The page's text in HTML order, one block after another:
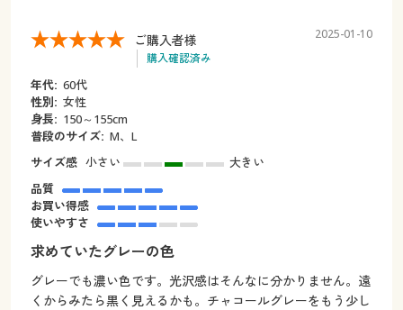
ご購入者様
購入確認済み
2025-01-10
年代: 60代
性別: 女性
身長: 150～155cm
普段のサイズ: M、L
サイズ感 小さい
大きい
品質
お買い得感
使いやすさ
求めていたグレーの色
グレーでも濃い色です。光沢感はそんなに分かりません。遠
くからみたら黒く見えるかも。チャコールグレーをもう少し